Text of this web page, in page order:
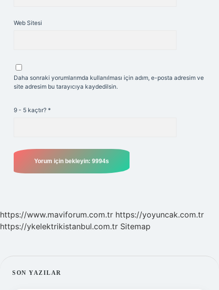
Web Sitesi
Daha sonraki yorumlarımda kullanılması için adım, e-posta adresim ve
site adresim bu tarayıcıya kaydedilsin.
9 - 5 kaçtır? *
https://www.maviforum.com.tr https://yoyuncak.com.tr
https://ykelektrikistanbul.com.tr Sitemap
SIDEBAR
SON YAZILAR